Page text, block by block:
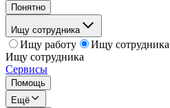
Понятно
Ищу сотрудника
Ищу работу
Ищу сотрудника
Ищу сотрудника
Сервисы
Помощь
Ещё